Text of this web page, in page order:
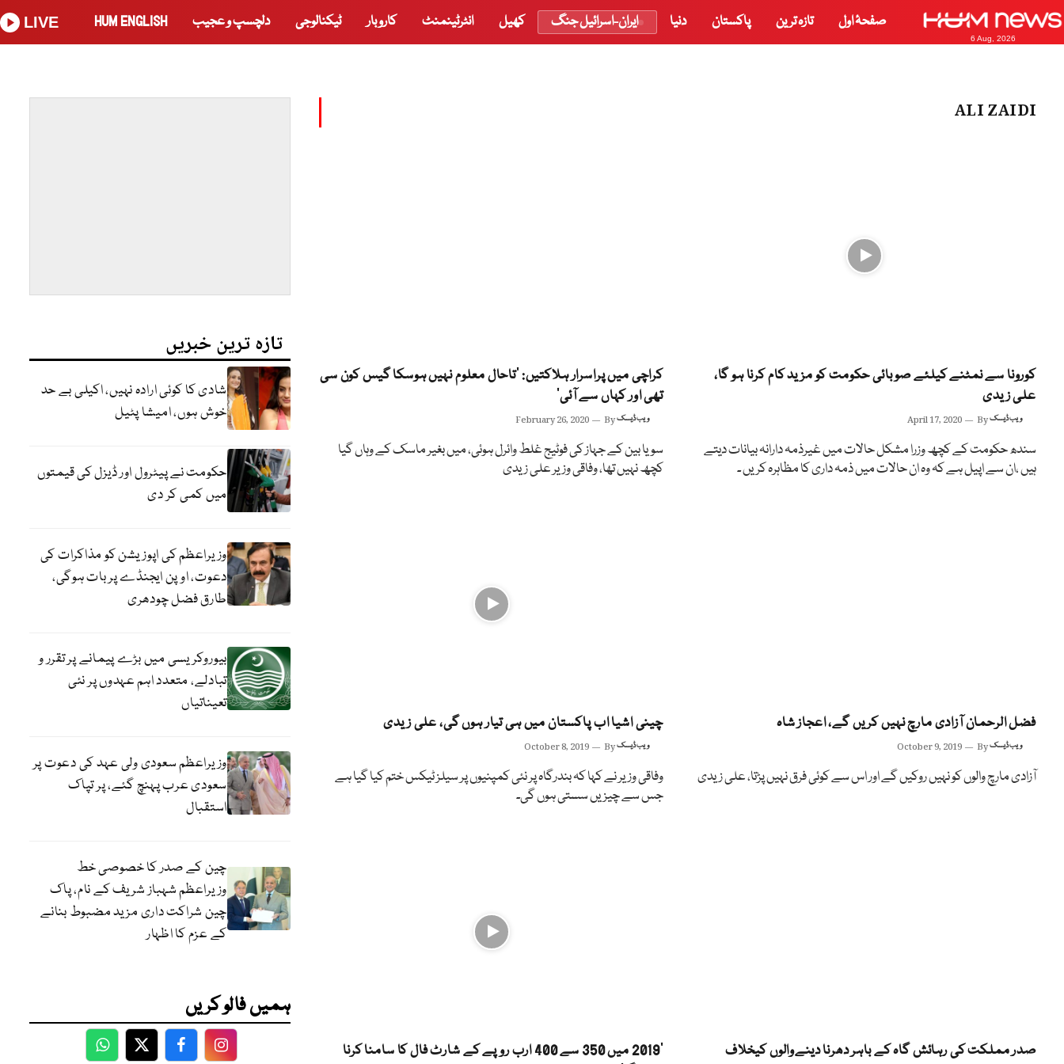
6 Aug, 2026
صفحۂ اول تازہ ترین پاکستان دنیا ایران-اسرائیل جنگ کھیل انٹرٹینمنٹ کاروبار ٹیکنالوجی دلچسپ و عجیب HUM ENGLISH
LIVE
ALI ZAIDI
کورونا سے نمٹنے کیلئے صوبائی حکومت کو مزید کام کرنا ہو گا،
علی زیدی
April 17, 2020 Byویب ڈیسک
سندھ حکومت کے کچھ وزرا مشکل حالات میں غیرذمہ دارانہ بیانات دیتے
ہیں ،ان سے اپیل ہے کہ وہ ان حالات میں ذمہ داری کا مظاہرہ کریں ۔
کراچی میں پراسرار ہلاکتیں: ’تاحال معلوم نہیں ہوسکا گیس کون سی
تھی اور کہاں سے آئی‘
February 26, 2020 Byویب ڈیسک
سویا بین کے جہاز کی فوٹیج غلط وائرل ہوئی، میں بغیر ماسک کے وہاں گیا
کچھ نہیں تھا، وفاقی وزیر علی زیدی
فضل الرحمان آزادی مارچ نہیں کریں گے، اعجاز شاہ
October 9, 2019 Byویب ڈیسک
آزادی مارچ والوں کو نہیں روکیں گے اور اس سے کوئی فرق نہیں پڑتا، علی زیدی
چینی اشیا اب پاکستان میں ہی تیار ہوں گی، علی زیدی
October 8, 2019 Byویب ڈیسک
وفاقی وزیر نے کہا کہ بندرگاہ پر نئی کمپنیوں پر سیلز ٹیکس ختم کیا گیا ہے
جس سے چیزیں سستی ہوں گی۔
صدر مملکت کی رہائش گاہ کے باہر دھرنا دینےوالوں کیخلاف
’2019 میں 350 سے 400 ارب روپے کے شارٹ فال کا سامنا کرنا
تازہ ترین خبریں
شادی کا کوئی ارادہ نہیں، اکیلی بے حد
خوش ہوں، امیشا پٹیل
حکومت نے پیٹرول اور ڈیزل کی قیمتوں
میں کمی کر دی
وزیراعظم کی اپوزیشن کو مذاکرات کی
دعوت، اوپن ایجنڈے پر بات ہوگی،
طارق فضل چودھری
بیوروکریسی میں بڑے پیمانے پر تقرر و
تبادلے، متعدد اہم عہدوں پر نئی
تعیناتیاں
وزیراعظم سعودی ولی عہد کی دعوت پر
سعودی عرب پہنچ گئے، پر تپاک
استقبال
چین کے صدر کا خصوصی خط
وزیراعظم شہباز شریف کے نام، پاک
چین شراکت داری مزید مضبوط بنانے
کے عزم کا اظہار
ہمیں فالو کریں
WhatsApp
TwitterFacebookFacebook